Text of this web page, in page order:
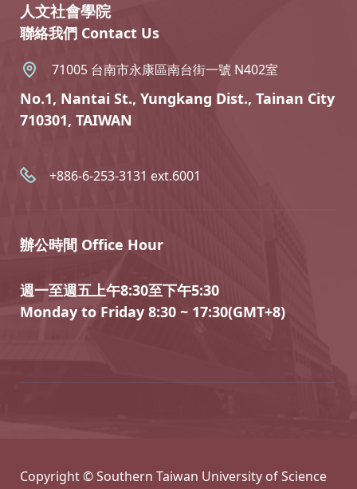
人文社會學院
聯絡我們 Contact Us
71005 台南市永康區南台街一號 N402室
No.1, Nantai St., Yungkang Dist., Tainan City
710301, TAIWAN
+886-6-253-3131 ext.6001
辦公時間 Office Hour
週一至週五上午8:30至下午5:30
Monday to Friday 8:30 ~ 17:30(GMT+8)
Copyright © Southern Taiwan University of Science